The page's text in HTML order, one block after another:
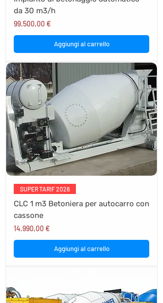
da 30 m3/h
Prezzo
99.500,00 €
Aggiungi al carrello
SUPER TARIF 2026
CLC 1 m3 Betoniera per autocarro con
cassone
Prezzo
14.990,00 €
Aggiungi al carrello